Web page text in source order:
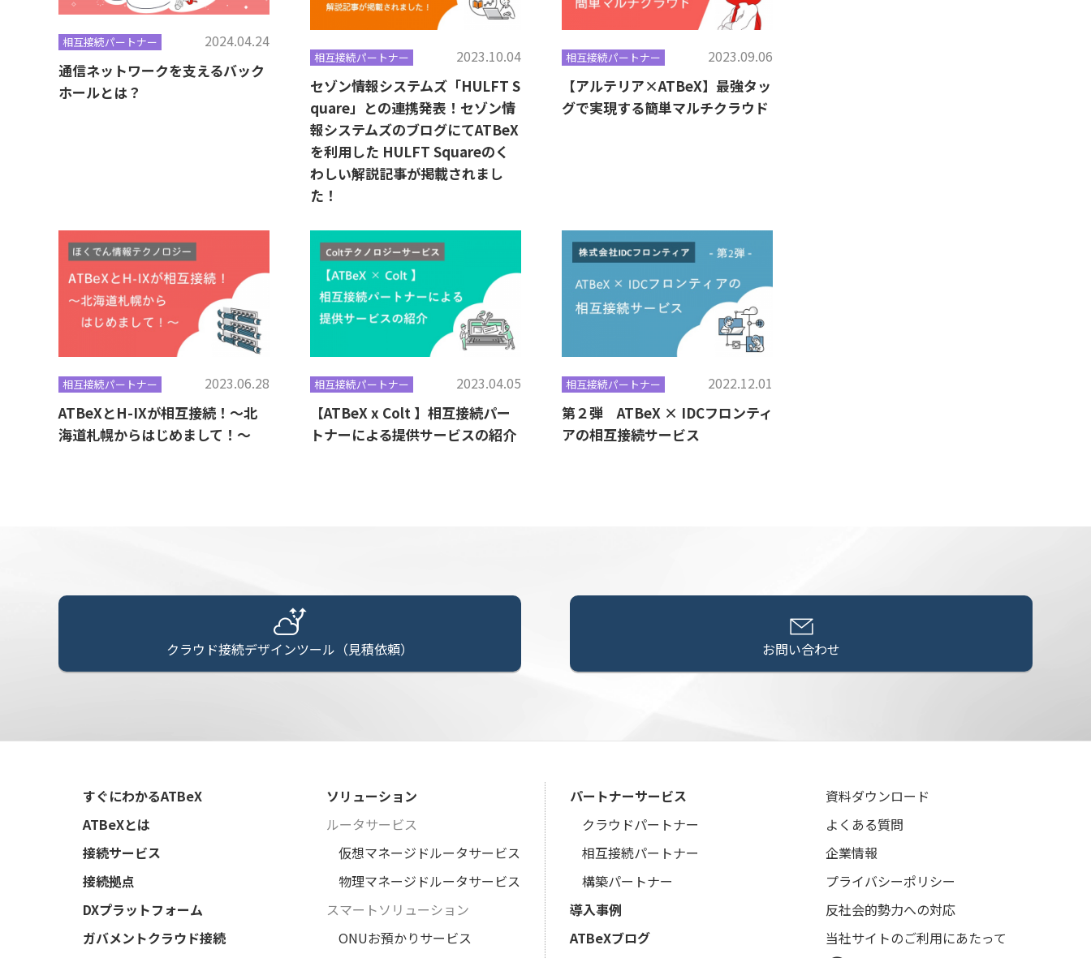
相互接続パートナー 2024.04.24
通信ネットワークを支えるバック
ホールとは？
相互接続パートナー 2023.10.04
セゾン情報システムズ「HULFT S
quare」との連携発表！セゾン情
報システムズのブログにてATBeX
を利用した HULFT Squareのく
わしい解説記事が掲載されまし
た！
相互接続パートナー 2023.09.06
【アルテリア×ATBeX】最強タッ
グで実現する簡単マルチクラウド
相互接続パートナー 2023.06.28
ATBeXとH-IXが相互接続！～北
海道札幌からはじめまして！～
相互接続パートナー 2023.04.05
【ATBeX x Colt 】相互接続パー
トナーによる提供サービスの紹介
相互接続パートナー 2022.12.01
第２弾 ATBeX × IDCフロンティ
アの相互接続サービス
クラウド接続デザインツール（見積依頼） お問い合わせ
すぐにわかるATBeX
ATBeXとは
接続サービス
接続拠点
DXプラットフォーム
ガバメントクラウド接続
ソリューション
ルータサービス
仮想マネージドルータサービス
物理マネージドルータサービス
スマートソリューション
ONUお預かりサービス
パートナーサービス
クラウドパートナー
相互接続パートナー
構築パートナー
導入事例
ATBeXブログ
資料ダウンロード
よくある質問
企業情報
プライバシーポリシー
反社会的勢力への対応
当社サイトのご利用にあたって